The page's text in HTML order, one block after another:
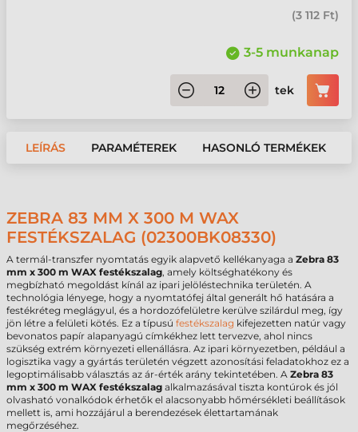
(3 112 Ft)
3-5 munkanap
tek
LEÍRÁS PARAMÉTEREK HASONLÓ TERMÉKEK
ZEBRA 83 MM X 300 M WAX
FESTÉKSZALAG (02300BK08330)
A termál-transzfer nyomtatás egyik alapvető kellékanyaga a Zebra 83
mm x 300 m WAX festékszalag, amely költséghatékony és
megbízható megoldást kínál az ipari jelöléstechnika területén. A
technológia lényege, hogy a nyomtatófej által generált hő hatására a
festékréteg meglágyul, és a hordozófelületre kerülve szilárdul meg, így
jön létre a felületi kötés. Ez a típusú festékszalag kifejezetten natúr vagy
bevonatos papír alapanyagú címkékhez lett tervezve, ahol nincs
szükség extrém környezeti ellenállásra. Az ipari környezetben, például a
logisztika vagy a gyártás területén végzett azonosítási feladatokhoz ez a
legoptimálisabb választás az ár-érték arány tekintetében. A Zebra 83
mm x 300 m WAX festékszalag alkalmazásával tiszta kontúrok és jól
olvasható vonalkódok érhetők el alacsonyabb hőmérsékleti beállítások
mellett is, ami hozzájárul a berendezések élettartamának
megőrzéséhez.